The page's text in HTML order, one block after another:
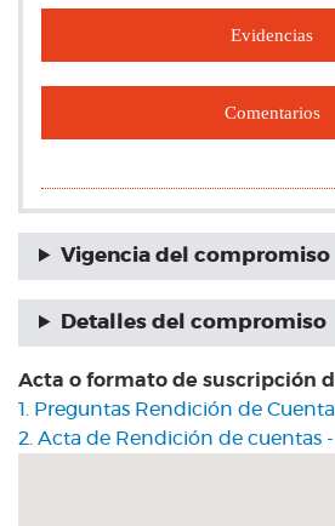
Evidencias
Comentarios
Vigencia del compromiso
Detalles del compromiso
Acta o formato de suscripción
1. Preguntas Rendición de
2. Acta de Rendición de cuentas